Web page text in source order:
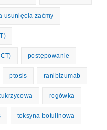
usunięcia zaćmy
postępowanie
ptosis ranibizumab
rogówka
toksyna botulinowa